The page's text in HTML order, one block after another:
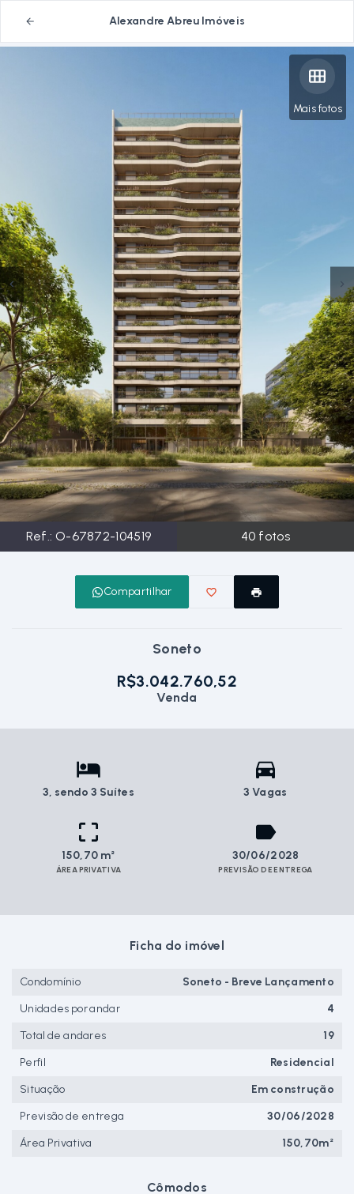
Alexandre Abreu Imóveis
Mais fotos
Ref.: O-67872-104519 40 fotos
Compartilhar
Soneto
R$3.042.760,52
Venda
3, sendo 3 Suítes 3 Vagas
150,70 m²
ÁREA PRIVATIVA
30/06/2028
PREVISÃO DE ENTREGA
Cômodos
Ficha do imóvel
Condomínio
Soneto - Breve Lançamento
Unidades por andar
4
Total de andares
19
Perfil
Residencial
Situação
Em construção
Previsão de entrega
30/06/2028
Área Privativa
150,70m²